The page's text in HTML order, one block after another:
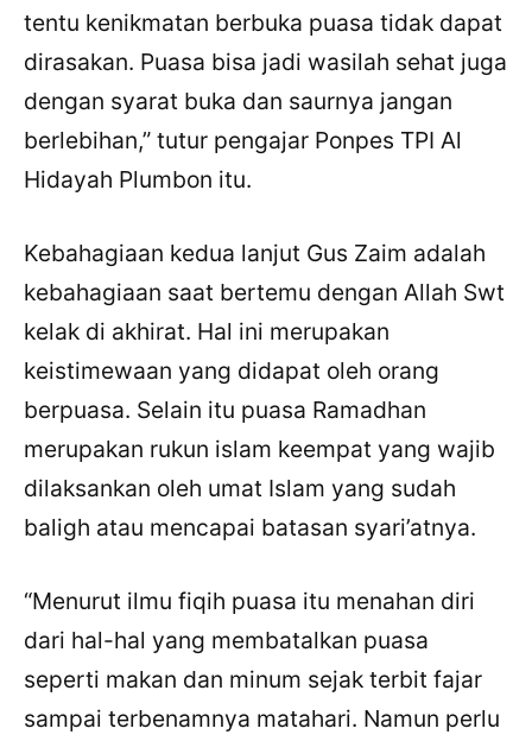
tentu kenikmatan berbuka puasa tidak dapat
dirasakan. Puasa bisa jadi wasilah sehat juga
dengan syarat buka dan saurnya jangan
berlebihan,” tutur pengajar Ponpes TPI Al
Hidayah Plumbon itu.
Kebahagiaan kedua lanjut Gus Zaim adalah
kebahagiaan saat bertemu dengan Allah Swt
kelak di akhirat. Hal ini merupakan
keistimewaan yang didapat oleh orang
berpuasa. Selain itu puasa Ramadhan
merupakan rukun islam keempat yang wajib
dilaksankan oleh umat Islam yang sudah
baligh atau mencapai batasan syari’atnya.
“Menurut ilmu fiqih puasa itu menahan diri
dari hal-hal yang membatalkan puasa
seperti makan dan minum sejak terbit fajar
sampai terbenamnya matahari. Namun perlu